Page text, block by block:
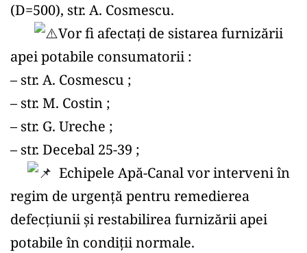
(D=500), str. A. Cosmescu.
Vor fi afectați de sistarea furnizării
apei potabile consumatorii :
– str. A. Cosmescu ;
– str. M. Costin ;
– str. G. Ureche ;
– str. Decebal 25-39 ;
  Echipele Apă-Canal vor interveni în
regim de urgență pentru remedierea
defecțiunii și restabilirea furnizării apei
potabile în condiții normale.